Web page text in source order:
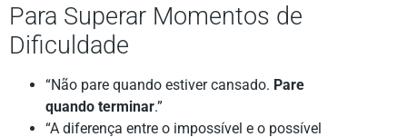
Para Superar Momentos de
Dificuldade
“Não pare quando estiver cansado. Pare
quando terminar.”
“A diferença entre o impossível e o possível